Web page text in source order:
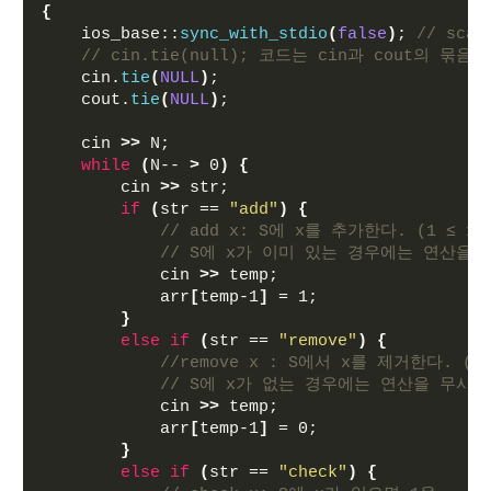
{
    ios_base::
sync_with_stdio( false ) ; // scanf
// cin.tie(null); 코드는 cin과 cout의 묶음을
    cin.
tie( NULL ) ;
    cout.
tie( NULL ) ;
    cin
>> N;
while
( N-- > 0 )
{
        cin
>> str;
if
( str == "add" )
{
// add x: S에 x를 추가한다. (1 ≤
// S에 x가 이미 있는 경우에는 연산을
            cin
>> temp;
            arr
[temp-1]
= 1;
}
else
if ( str == "remove" )
{
//remove x : S에서 x를 제거한다.
// S에 x가 없는 경우에는 연산을 무시
            cin
>> temp;
            arr
[temp-1]
= 0;
}
else
if ( str == "check" )
{